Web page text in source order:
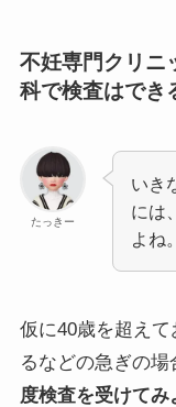
不妊専門クリニ
科で検査はでき
たっきー
いき
には
よね。
仮に40歳を超え
るなどの急ぎの場
度検査を受けてみ